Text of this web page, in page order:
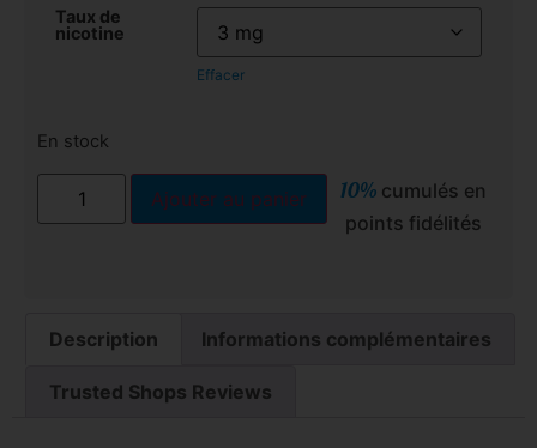
Taux de
nicotine
Effacer
En stock
Ajouter au panier 10% cumulés en
points fidélités
Description Informations complémentaires
Trusted Shops Reviews